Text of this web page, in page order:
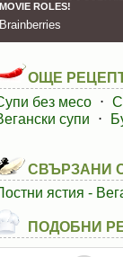
ОЩЕ
без месо ⋅
супи
⋅
СВЪРЗАНИ
ястия -
ПОДОБНИ